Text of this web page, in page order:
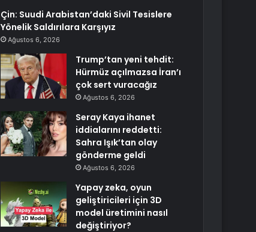
Çin: Suudi Arabistan’daki Sivil Tesislere
Yönelik Saldırılara Karşıyız
Ağustos 6, 2026
Trump’tan yeni tehdit:
Hürmüz açılmazsa İran’ı
çok sert vuracağız
Ağustos 6, 2026
Seray Kaya ihanet
iddialarını reddetti:
Sahra Işık’tan olay
gönderme geldi
Ağustos 6, 2026
Yapay zeka, oyun
geliştiricileri için 3D
model üretimini nasıl
değiştiriyor?